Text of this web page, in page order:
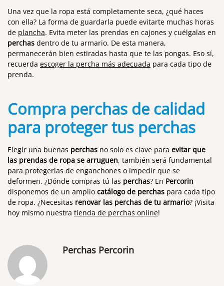
Una vez que la ropa está completamente seca, ¿qué haces
con ella? La forma de guardarla puede evitarte muchas horas
de plancha. Evita meter las prendas en cajones y cuélgalas en
perchas dentro de tu armario. De esta manera,
permanecerán bien estiradas hasta que te las pongas. Eso sí,
recuerda escoger la percha más adecuada para cada tipo de
prenda.
Compra perchas de calidad
para proteger tus perchas
Elegir una buenas perchas no solo es clave para evitar que
las prendas de ropa se arruguen, también será fundamental
para protegerlas de enganchones o impedir que se
deformen. ¿Dónde compras tú las perchas? En Percorin
disponemos de un amplio catálogo de perchas para cada tipo
de ropa. ¿Necesitas renovar las perchas de tu armario? ¡Visita
hoy mismo nuestra tienda de perchas online!
Perchas Percorin